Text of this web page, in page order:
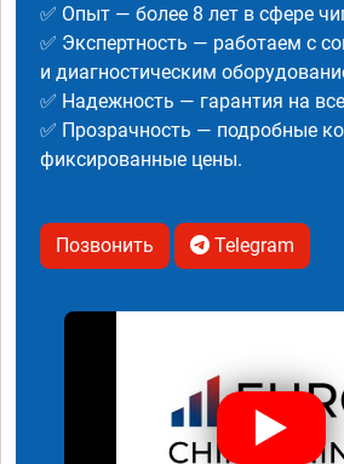
✅ Опыт — более 8 лет в сфере
✅ Экспертность — работаем с
и диагностическим
✅ Надежность — гарантия на
✅ Прозрачность — подробные
фиксированные цены.
Позвонить Telegram